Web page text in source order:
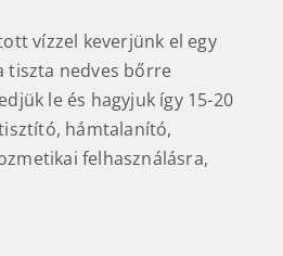
vízzel keverjünk el egy
tiszta nedves bőrre
le és hagyjuk így 15-20
hámtalanító,
felhasználásra,